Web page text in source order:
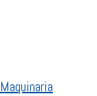
Maquinaria